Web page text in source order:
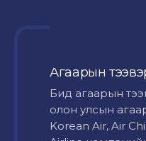
Агаарын
Бид агаарын
олон улсын
Korean Air, Air